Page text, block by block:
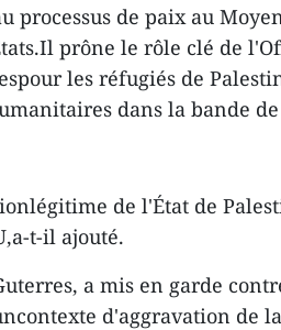
processus de paix au
prône le rôle clé de
les réfugiés de
dans la bande de
de l'État de
t-il ajouté.
a mis en garde
d'aggravation de